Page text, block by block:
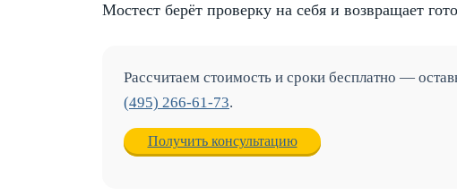
Мостест берёт проверку на себя и возвращает
Рассчитаем стоимость и сроки бесплатно —
(495) 266-61-73.
Получить консультацию